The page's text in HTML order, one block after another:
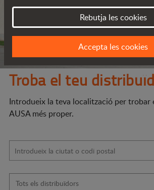
PROPER
Troba el teu
Introdueix la teva localització per
AUSA més proper.
Rebutja les cookies
Accepta les cookies